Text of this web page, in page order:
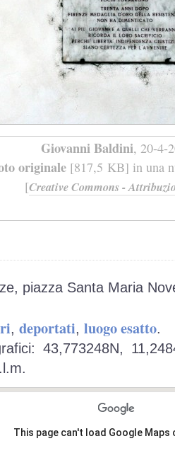
Giovanni Baldini, 20-4-
originale [817,5 KB] in una
[Creative Commons -
piazza Santa Maria
, deportati, luogo esatto.
43,773248N,
This page can't load Google